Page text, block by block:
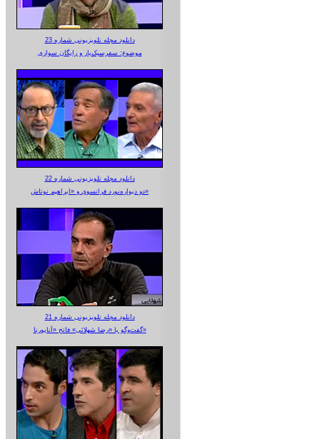
دانلود مجله تلویزیونی شماره 23
موضوع: سفرسبک‌بار و رایگان سواری
دانلود مجله تلویزیونی شماره 22
دو دیواره‌نورد فرانسوی و «ابراهیم نوتاش»
دانلود مجله تلویزیونی شماره 21
گفت‌وگو با «رضا شهلائی» فاتح «آناپورنا»